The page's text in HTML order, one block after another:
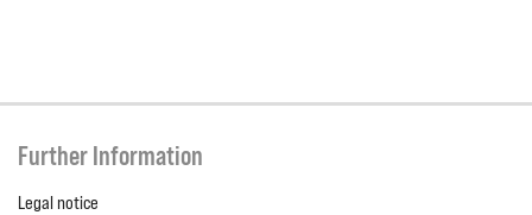
Further Information
Legal notice